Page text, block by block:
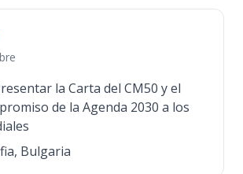
la Carta del CM50 y el
de la Agenda 2030 a los
Bulgaria